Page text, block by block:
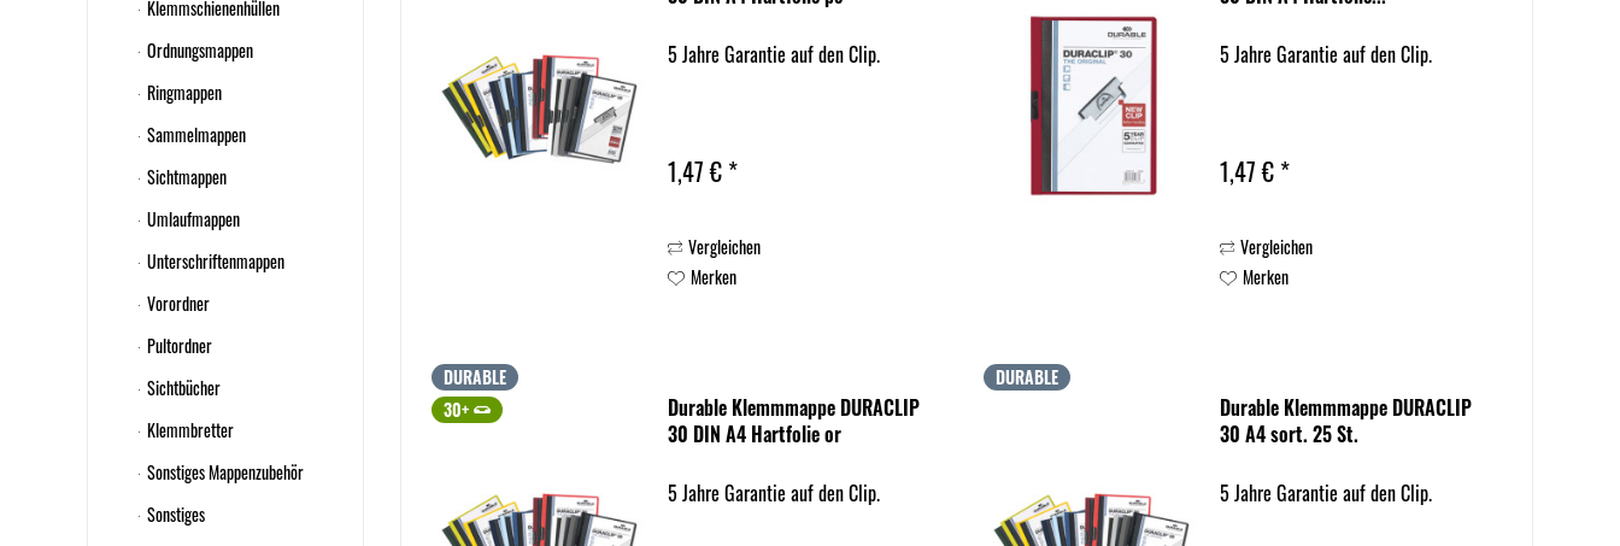
Klemmschienenhüllen
Ordnungsmappen
Ringmappen
Sammelmappen
Sichtmappen
Umlaufmappen
Unterschriftenmappen
Vorordner
Pultordner
Sichtbücher
Klemmbretter
Sonstiges Mappenzubehör
Sonstiges
5 Jahre Garantie auf den Clip.
1,47 € *
Vergleichen
Merken
5 Jahre Garantie auf den Clip.
1,47 € *
Vergleichen
Merken
DURABLE
30+
Durable Klemmmappe DURACLIP
30 DIN A4 Hartfolie or
5 Jahre Garantie auf den Clip.
DURABLE
Durable Klemmmappe DURACLIP
30 A4 sort. 25 St.
5 Jahre Garantie auf den Clip.